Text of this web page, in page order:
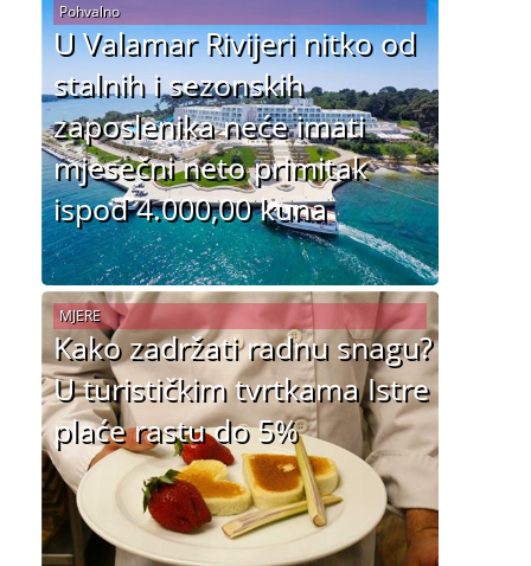
U Valamar Rivijeri nitko od
stalnih i sezonskih
zaposlenika neće imati
mjesečni neto primitak
ispod 4.000,00 kuna
Pohvalno
Kako zadržati radnu snagu?
U turističkim tvrtkama Istre
plaće rastu do 5%
MJERE